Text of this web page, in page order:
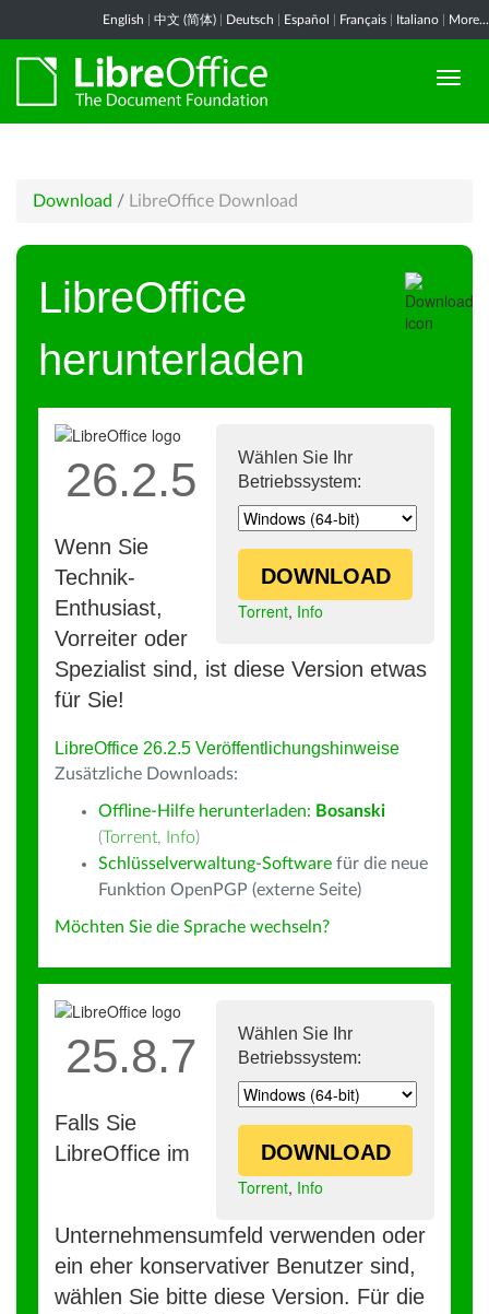
English 中文 (简体) Deutsch Español Français Italiano More...
Download / LibreOffice Download
LibreOffice
herunterladen
Wählen Sie Ihr
Betriebssystem:
DOWNLOAD
Torrent, Info
26.2.5
Wenn Sie
Technik-
Enthusiast,
Vorreiter oder
Spezialist sind, ist diese Version etwas
für Sie!
LibreOffice 26.2.5 Veröffentlichungshinweise
Zusätzliche Downloads:
Offline-Hilfe herunterladen: Bosanski
(Torrent, Info)
Schlüsselverwaltung-Software für die neue
Funktion OpenPGP (externe Seite)
Möchten Sie die Sprache wechseln?
Wählen Sie Ihr
Betriebssystem:
DOWNLOAD
Torrent, Info
25.8.7
Falls Sie
LibreOffice im
Unternehmensumfeld verwenden oder
ein eher konservativer Benutzer sind,
wählen Sie bitte diese Version. Für die